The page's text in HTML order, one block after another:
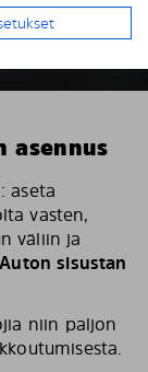
asennus
aseta
vasten,
väliin ja
Auton sisustan
niin paljon